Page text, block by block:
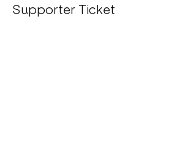
Supporter Ticket